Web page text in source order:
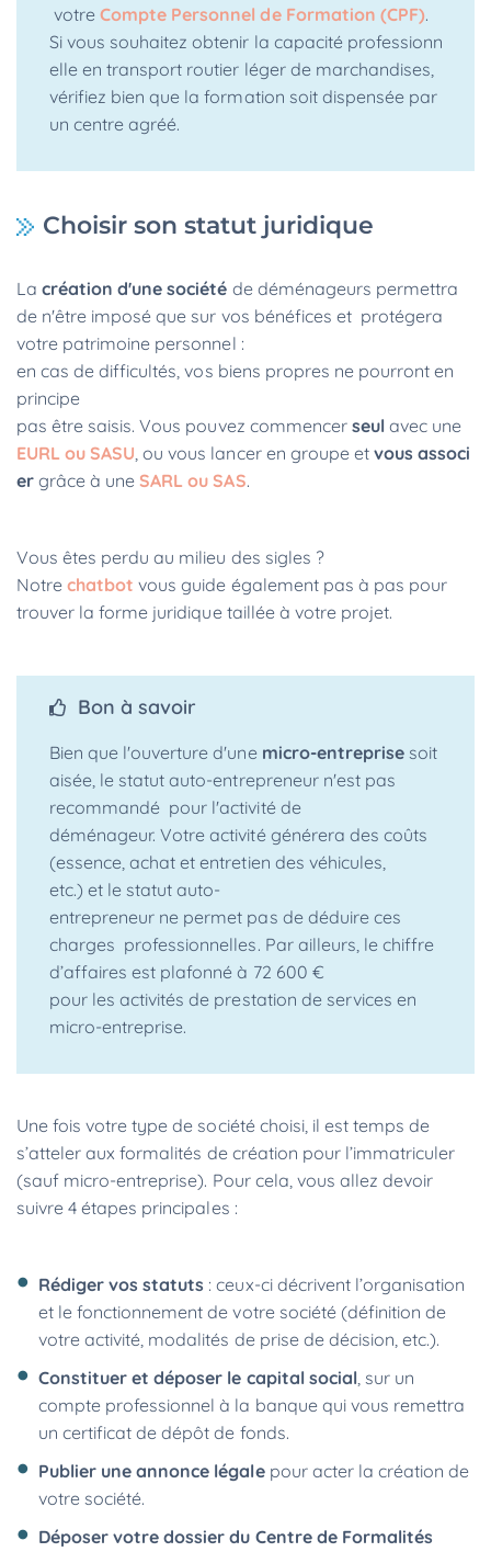
votreCompte Personnel de Formation (CPF).
Si vous souhaitez obtenir la capacité professionn
elle en transport routier léger de marchandises,
vérifiez bien que la formation soit dispensée par
un centre agréé.
Choisir son statut juridique
Lacréation d'une société de déménageurs permettra
de n'être imposé que sur vos bénéfices et protégera
votre patrimoine personnel :
en cas de difficultés, vos biens propres ne pourront en
principe
pas être saisis. Vous pouvez commencer seul avec une
EURL ou SASU, ou vous lancer en groupe et vous associ
er grâce à une SARL ou SAS.
Vous êtes perdu au milieu des sigles ?
Notrechatbot vous guide également pas à pas pour
trouver la forme juridique taillée à votre projet.
Bon à savoir
Bien que l'ouverture d'une micro-entreprisesoit
aisée, le statut auto-entrepreneur n'est pas
recommandé pour l'activité de
déménageur. Votre activité générera des coûts
(essence, achat et entretien des véhicules,
etc.) et le statut auto-
entrepreneur ne permet pas de déduire ces
charges professionnelles. Par ailleurs, le chiffre
d’affaires est plafonné à 72 600 €
pour les activités de prestation de services en
micro-entreprise.
Une fois votre type de société choisi, il est temps de
s’atteler aux formalités de création pour l’immatriculer
(sauf micro-entreprise). Pour cela, vous allez devoir
suivre 4 étapes principales :
Rédiger vos statuts : ceux-ci décrivent l’organisation
et le fonctionnement de votre société (définition de
votre activité, modalités de prise de décision, etc.).
Constituer et déposer le capital social, sur un
compte professionnel à la banque qui vous remettra
un certificat de dépôt de fonds.
Publier une annonce légalepour acter la création de
votre société.
Déposer votre dossier du Centre de Formalités